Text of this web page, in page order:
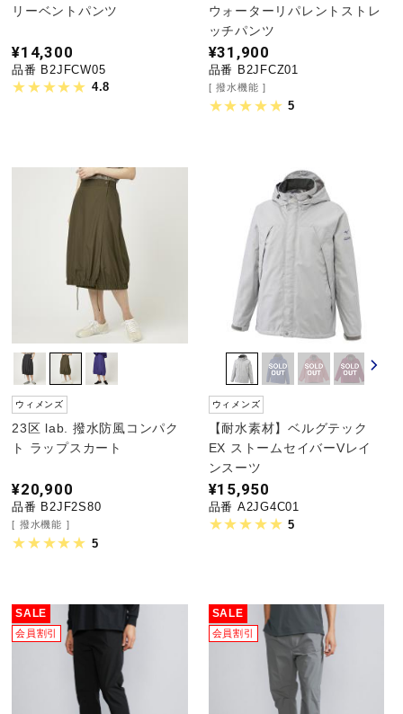
リーベントパンツ
¥14,300
品番 B2JFCW05
4.8
ウォーターリパレントストレ
ッチパンツ
¥31,900
品番 B2JFCZ01
撥水機能
5
ウィメンズ
23区 lab. 撥水防風コンパク
ト ラップスカート
¥20,900
品番 B2JF2S80
撥水機能
5
ウィメンズ
【耐水素材】ベルグテック
EX ストームセイバーVレイ
ンスーツ
¥15,950
品番 A2JG4C01
5
SALE
会員割引
SALE
会員割引